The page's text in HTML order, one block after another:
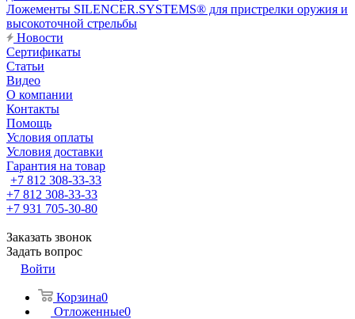
Ложементы SILENCER.SYSTEMS® для пристрелки оружия и
высокоточной стрельбы
Новости
Сертификаты
Статьи
Видео
О компании
Контакты
Помощь
Условия оплаты
Условия доставки
Гарантия на товар
+7 812 308-33-33
+7 812 308-33-33
+7 931 705-30-80
Заказать звонок
Задать вопрос
Войти
Корзина0
Отложенные0